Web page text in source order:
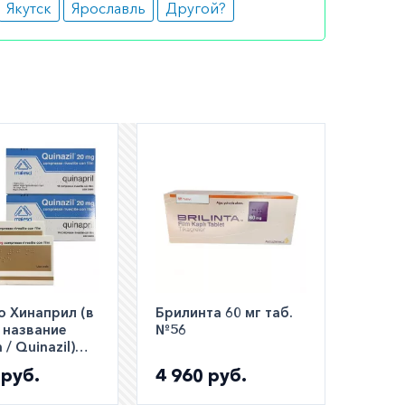
боль,
Якутск Ярославль Другой?
Хинаприл (в
/ Quinazil)
№28
Брилинта 60 мг таб.
№56
4 960 руб.